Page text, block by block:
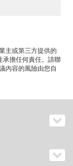
主或第三方提供的
承擔任何責任。請聯
內容的風險由您自